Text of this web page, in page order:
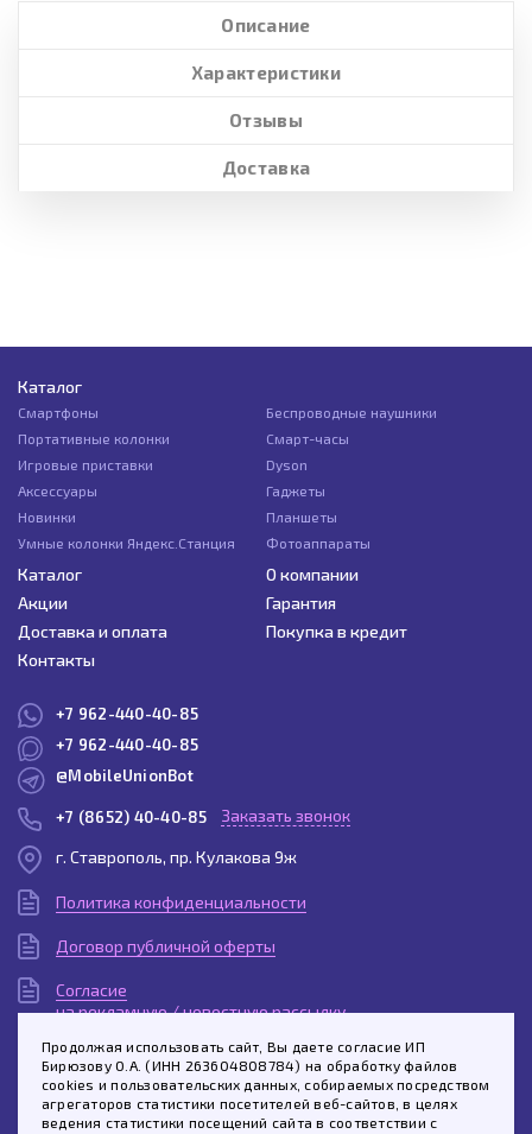
Продолжая использовать сайт, Вы даете согласие ИП
Бирюзову О.А. (ИНН 263604808784) на обработку файлов
cookies и пользовательских данных, собираемых посредством
агрегаторов статистики посетителей веб-сайтов, в целях
ведения статистики посещений сайта в соответствии с
Описание
Характеристики
Отзывы
Доставка
Спросить про этот товар
Каталог
Смартфоны
Беспроводные наушники
Портативные колонки
Смарт-часы
Игровые приставки
Dyson
Аксессуары
Гаджеты
Новинки
Планшеты
Умные колонки Яндекс.Станция
Фотоаппараты
Каталог
О компании
Акции
Гарантия
Доставка и оплата
Покупка в кредит
Контакты
+7 962-440-40-85
+7 962-440-40-85
@MobileUnionBot
+7 (8652) 40-40-85 Заказать звонок
г. Ставрополь, пр. Кулакова 9ж
Политика конфиденциальности
Договор публичной оферты
Согласие
на рекламную / новостную рассылку
Согласие
на обработку персональных данных
Пользовательское